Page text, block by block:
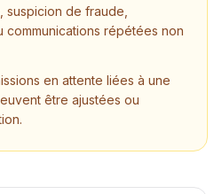
de fraude,
communications répétées non
en attente liées à une
être ajustées ou